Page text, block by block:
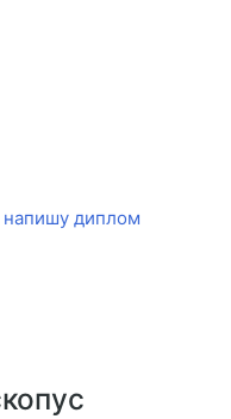
диплом